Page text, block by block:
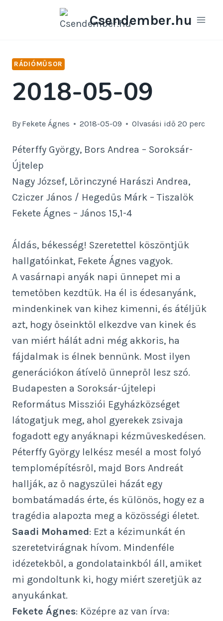
Csendember.hu
RÁDIÓMŰSOR
2018-05-09
By Fekete Ágnes 2018-05-09 Olvasási idő 20 perc
Péterffy György, Bors Andrea – Soroksár-
Újtelep
Nagy József, Lőrinczyné Harászi Andrea,
Cziczer János / Hegedűs Márk – Tiszalök
Fekete Ágnes – János 15,1-4
Áldás, békesség! Szeretettel köszöntjük
hallgatóinkat, Fekete Ágnes vagyok.
A vasárnapi anyák napi ünnepet mi a
temetőben kezdtük. Ha él is édesanyánk,
mindenkinek van kihez kimenni, és átéljük
azt, hogy őseinktől elkezdve van kinek és
van miért hálát adni még akkoris, ha
fájdalmak is élnek bennünk. Most ilyen
generációkon átívelő ünnepről lesz szó.
Budapesten a Soroksár-újtelepi
Református Missziói Egyházközséget
látogatjuk meg, ahol gyerekek zsivaja
fogadott egy anyáknapi kézműveskedésen.
Péterffy György lelkész mesél a most folyó
templomépítésről, majd Bors Andreát
hallják, az ő nagyszülei házát egy
bombatámadás érte, és különös, hogy ez a
tragédia alapozta meg a közösségi életet.
Saadi Mohamed: Ezt a kézimunkát én
szeretetvirágnak hívom. Mindenféle
idézetekből, a gondolatainkból áll, amiket
mi gondoltunk ki, hogy miért szeretjük az
anyukánkat.
Fekete Ágnes: Középre az van írva: